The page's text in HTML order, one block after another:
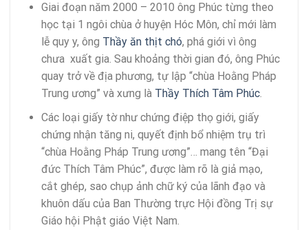
Giai đoạn năm 2000 – 2010 ông Phúc từng theo
học tại 1 ngôi chùa ở huyện Hóc Môn, chỉ mới làm
lễ quy y, ông Thầy ăn thịt chó, phá giới vì ông
chưa xuất gia. Sau khoảng thời gian đó, ông Phúc
quay trở về địa phương, tự lập “chùa Hoằng Pháp
Trung ương” và xưng là Thầy Thích Tâm Phúc.
Các loại giấy tờ như chứng điệp thọ giới, giấy
chứng nhận tăng ni, quyết định bổ nhiệm trụ trì
“chùa Hoằng Pháp Trung ương”… mang tên “Đại
đức Thích Tâm Phúc”, được làm rõ là giả mạo,
cắt ghép, sao chụp ảnh chữ ký của lãnh đạo và
khuôn dấu của Ban Thường trực Hội đồng Trị sự
Giáo hội Phật giáo Việt Nam.